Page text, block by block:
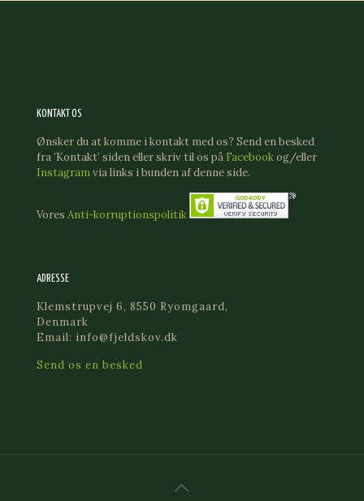
KONTAKT OS
Ønsker du at komme i kontakt med os? Send en besked
fra ’Kontakt’ siden eller skriv til os på Facebookog/eller
Instagramvia links i bunden af denne side.
Vores Anti-korruptionspolitik
ADRESSE
Klemstrupvej 6, 8550 Ryomgaard,
Denmark
Email: info@fjeldskov.dk
Send os en besked